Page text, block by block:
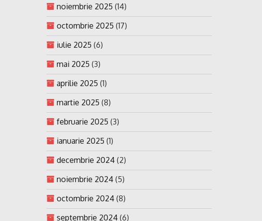
noiembrie 2025 (14)
octombrie 2025 (17)
iulie 2025 (6)
mai 2025 (3)
aprilie 2025 (1)
martie 2025 (8)
februarie 2025 (3)
ianuarie 2025 (1)
decembrie 2024 (2)
noiembrie 2024 (5)
octombrie 2024 (8)
septembrie 2024 (6)